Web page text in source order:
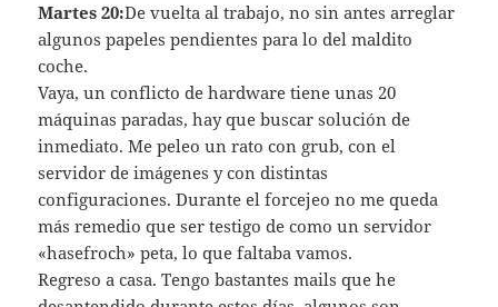
Martes 20:De vuelta al trabajo, no sin antes arreglar
algunos papeles pendientes para lo del maldito
coche.
Vaya, un conflicto de hardware tiene unas 20
máquinas paradas, hay que buscar solución de
inmediato. Me peleo un rato con grub, con el
servidor de imágenes y con distintas
configuraciones. Durante el forcejeo no me queda
más remedio que ser testigo de como un servidor
«hasefroch» peta, lo que faltaba vamos.
Regreso a casa. Tengo bastantes mails que he